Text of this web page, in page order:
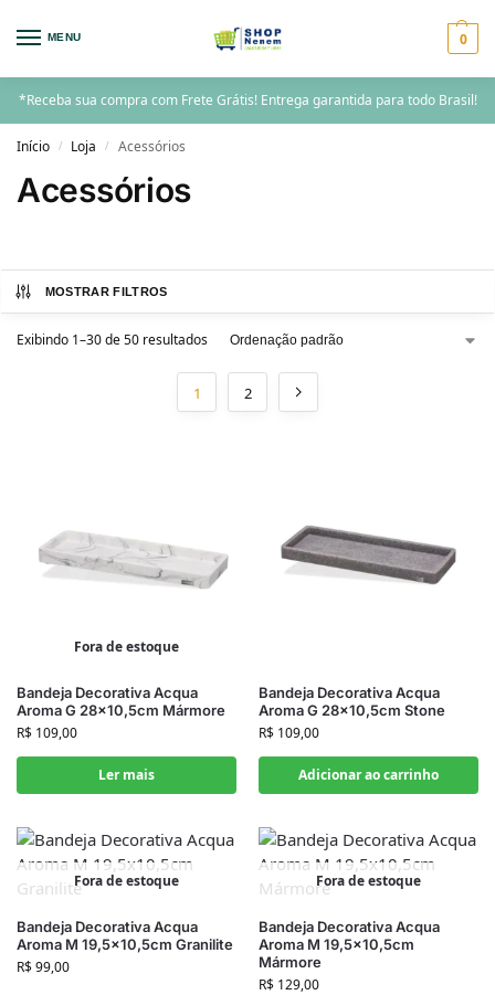
MENU 0
*Receba sua compra com Frete Grátis! Entrega garantida para todo Brasil!
Início / Loja / Acessórios
Acessórios
MOSTRAR FILTROS
Exibindo 1–30 de 50 resultados
1 2
Fora de estoque
Bandeja Decorativa Acqua
Aroma G 28×10,5cm Mármore
R$ 109,00
Ler mais
Bandeja Decorativa Acqua
Aroma G 28×10,5cm Stone
R$ 109,00
Adicionar ao carrinho
Fora de estoque
Bandeja Decorativa Acqua
Aroma M 19,5×10,5cm Granilite
R$99,00
Fora de estoque
Bandeja Decorativa Acqua
Aroma M 19,5×10,5cm
Mármore
R$ 129,00